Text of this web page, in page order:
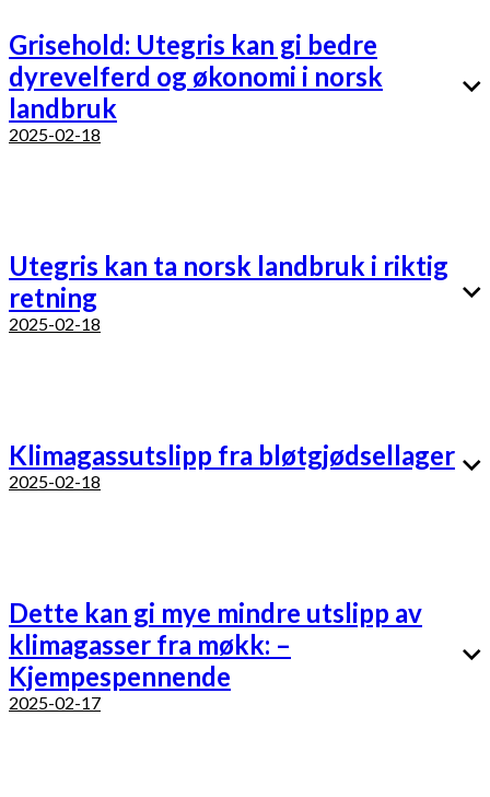
Grisehold: Utegris kan gi bedre
dyrevelferd og økonomi i norsk
landbruk
2025-02-18
Utegris kan ta norsk landbruk i riktig
retning
2025-02-18
Klimagassutslipp fra bløtgjødsellager
2025-02-18
Dette kan gi mye mindre utslipp av
klimagasser fra møkk: –
Kjempespennende
2025-02-17